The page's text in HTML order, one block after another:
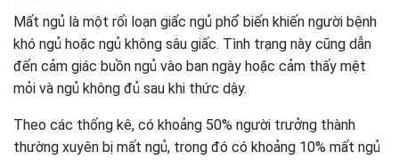
Mất ngủ là một rối loạn giấc ngủ phổ biến khiến người bệnh
khó ngủ hoặc ngủ không sâu giấc. Tình trạng này cũng dẫn
đến cảm giác buồn ngủ vào ban ngày hoặc cảm thấy mệt
mỏi và ngủ không đủ sau khi thức dậy.
Theo các thống kê, có khoảng 50% người trưởng thành
thường xuyên bị mất ngủ, trong đó có khoảng 10% mất ngủ